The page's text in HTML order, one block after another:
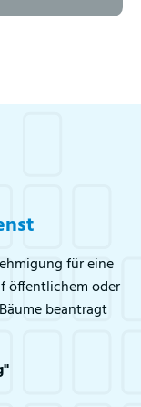
für eine
öffentlichem oder
beantragt